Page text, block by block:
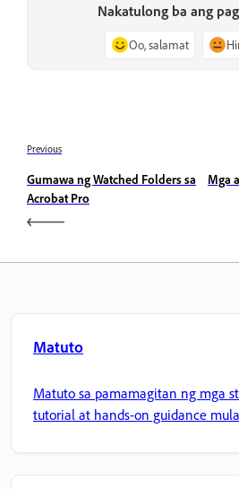
Nakatulong ba ang
Oo, salamat
Previous
Gumawa ng Watched Folders sa
Acrobat Pro
Mga
Matuto
Matuto sa pamamagitan ng mga
tutorial at hands-on guidance